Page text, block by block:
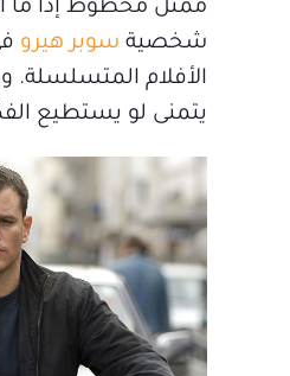
ممثل محظوظ إذا ما
شخصية سوبر هيرو
الأفلام المتسلسلة.
يتمنى لو يستطيع